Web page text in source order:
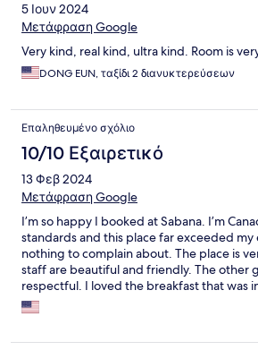
5 Ιουν 2024
Μετάφραση Google
Very kind, real kind, ultra kind. Room is
DONG EUN, ταξίδι 2 διανυκτερεύσεων
Επαληθευμένο σχόλιο
10/10 Εξαιρετικό
13 Φεβ 2024
Μετάφραση Google
I’m so happy I booked at Sabana. I’m
standards and this place far exceeded
nothing to complain about. The place is
staff are beautiful and friendly. The other
respectful. I loved the breakfast that was
shuttle. :) they respond super quickly over
anything you need. You will love your stay